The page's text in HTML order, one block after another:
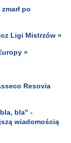
po
Ligi Mistrzów »
»
Resovia
bla" -
wiadomością